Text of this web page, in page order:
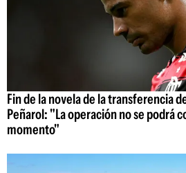
Fin de la novela de la transferencia
Peñarol: "La operación no se podrá
momento"